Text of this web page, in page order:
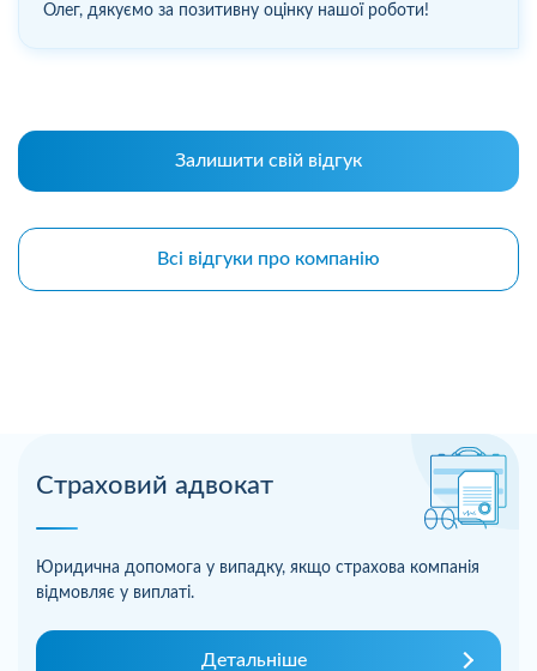
Страховий адвокат
Юридична допомога у випадку, якщо страхова компанія
відмовляє у виплаті.
Детальніше
Олег, дякуємо за позитивну оцінку нашої роботи!
Залишити свій відгук
Всі відгуки про компанію